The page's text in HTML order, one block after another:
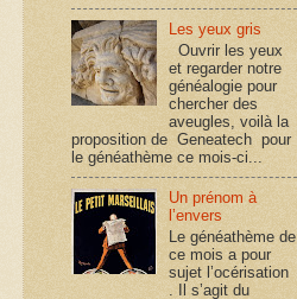
Les yeux gris
Ouvrir les yeux
et regarder notre
généalogie pour
chercher des
aveugles, voilà la
proposition de Geneatech pour
le généathème ce mois-ci...
Un prénom à
l’envers
Le généathème de
ce mois a pour
sujet l’océrisation
. Il s’agit du